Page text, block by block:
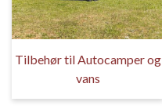
Tilbehør til Autocamper og
vans